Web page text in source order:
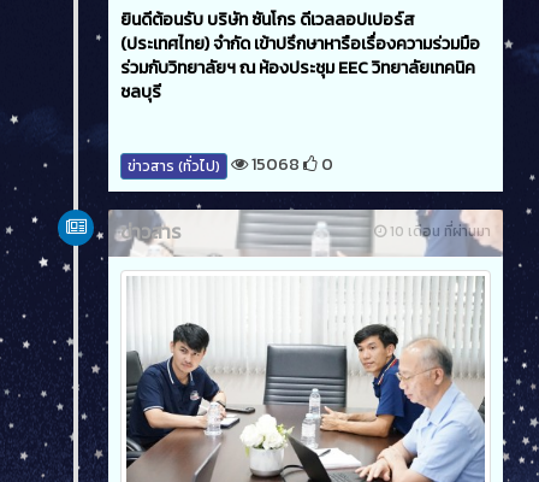
ยินดีต้อนรับ บริษัท ซันโกร ดีเวลลอปเปอร์ส
(ประเทศไทย) จำกัด เข้าปรึกษาหารือเรื่องความร่วมมือ
ร่วมกับวิทยาลัยฯ ณ ห้องประชุม EEC วิทยาลัยเทคนิค
ชลบุรี
ข่าวสาร (ทั่วไป) 15068 0
10 เดือน ที่ผ่านมา
ข่าวสาร